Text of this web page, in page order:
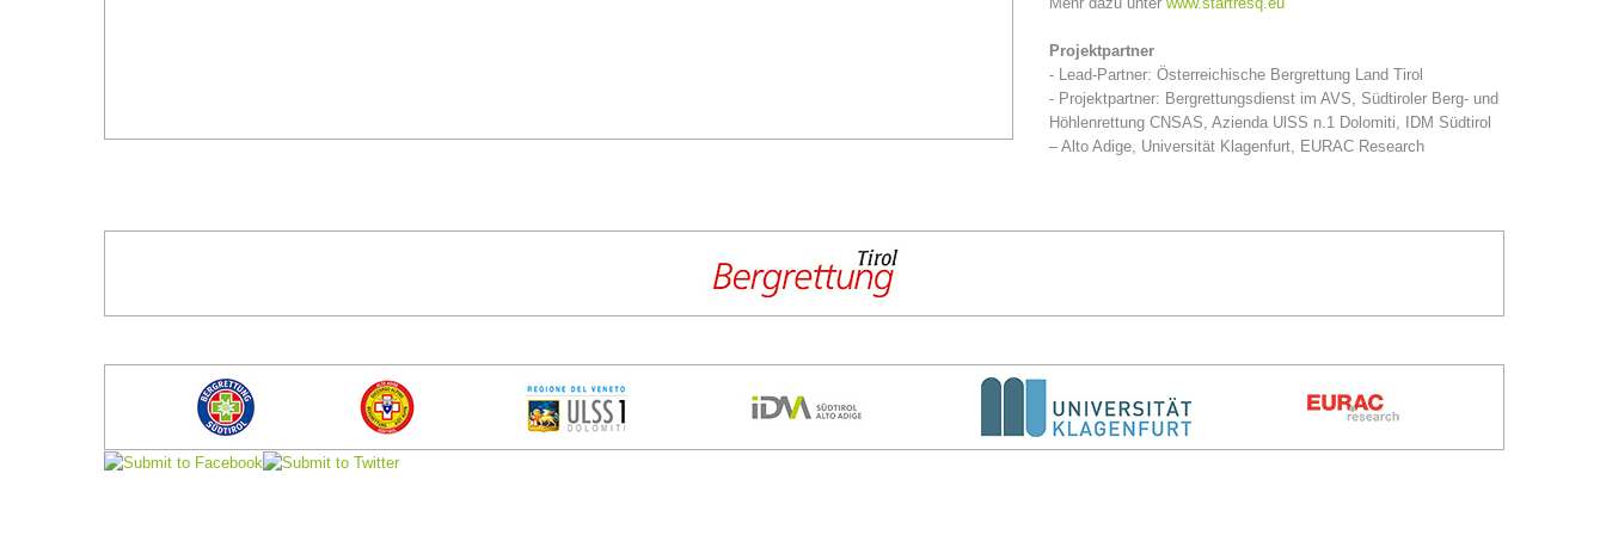
Projektpartner
- Lead-Partner: Österreichische Bergrettung Land Tirol
- Projektpartner: Bergrettungsdienst im AVS, Südtiroler Berg- und
Höhlenrettung CNSAS, Azienda UlSS n.1 Dolomiti, IDM Südtirol
– Alto Adige, Universität Klagenfurt, EURAC Research